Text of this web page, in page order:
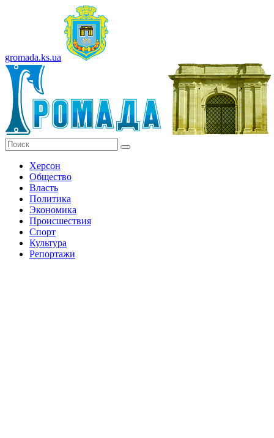
gromada.ks.ua
Херсон
Общество
Власть
Политика
Экономика
Происшествия
Спорт
Культура
Репортажи